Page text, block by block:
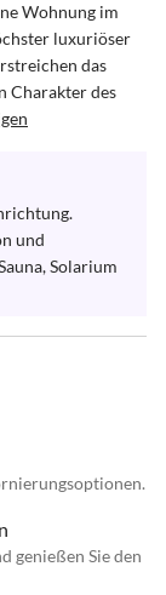
Wohnung im
luxuriöser
das
Charakter des
und
Solarium
genießen Sie den